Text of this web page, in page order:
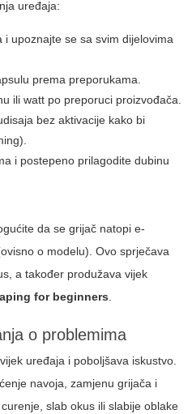
uređaja:
i upoznajte se sa svim dijelovima
prema preporukama.
ili watt po preporuci proizvođača.
bez aktivacije kako bi
i postepeno prilagodite dubinu
da se grijač natopi e-
o modelu). Ovo sprječava
a također produžava vijek
for beginners.
o problemima
uređaja i poboljšava iskustvo.
navoja, zamjenu grijača i
slab okus ili slabije oblake